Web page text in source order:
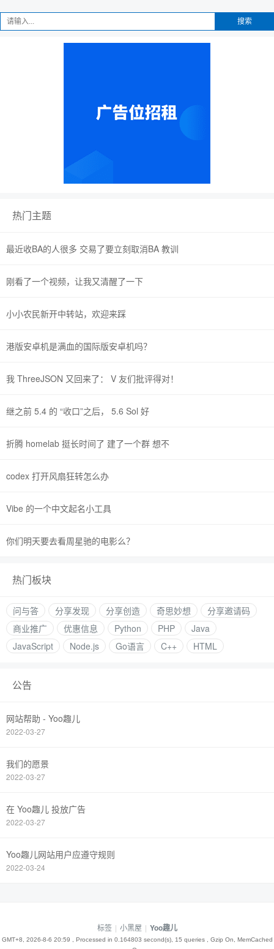
搜索
热门主题
最近收BA的人很多 交易了要立刻取消BA 教训
刚看了一个视频，让我又清醒了一下
小小农民新开中转站，欢迎来踩
港版安卓机是满血的国际版安卓机吗？
我 ThreeJSON 又回来了： V 友们批评得对！
继之前 5.4 的 “收口”之后， 5.6 Sol 好
折腾 homelab 挺长时间了 建了一个群 想不
codex 打开风扇狂转怎么办
Vibe 的一个中文起名小工具
你们明天要去看周星驰的电影么？
热门板块
问与答 分享发现 分享创造 奇思妙想
分享邀请码
商业推广
优惠信息 Python PHP
Java
JavaScript
Node.js Go语言 C++ HTML
公告
网站帮助 - Yoo趣儿
2022-03-27
我们的愿景
2022-03-27
在 Yoo趣儿 投放广告
2022-03-27
Yoo趣儿网站用户应遵守规则
2022-03-24
标签 | 小黑屋 | Yoo趣儿
GMT+8, 2026-8-6 20:59 , Processed in 0.164803 second(s), 15 queries , Gzip On, MemCached